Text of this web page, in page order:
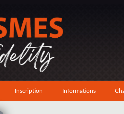
Inscription Informations